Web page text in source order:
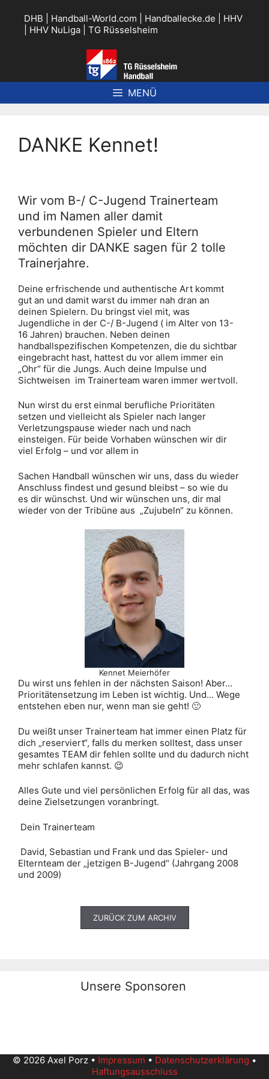
springen
DHB Handball-World.com Handballecke.de
HHV
HHV NuLiga TG Rüsselsheim
MENÜ
DANKE Kennet!
Wir vom B-/ C-Jugend Trainerteam
und im Namen aller damit
verbundenen Spieler und Eltern
möchten dir DANKE sagen für 2 tolle
Trainerjahre.
Deine erfrischende und authentische Art kommt
gut an und damit warst du immer nah dran an
deinen Spielern. Du bringst viel mit, was
Jugendliche in der C-/ B-Jugend ( im Alter von 13-
16 Jahren) brauchen. Neben deinen
handballspezifischen Kompetenzen, die du sichtbar
eingebracht hast, hattest du vor allem immer ein
„Ohr“ für die Jungs. Auch deine Impulse und
Sichtweisen im Trainerteam waren immer wertvoll.
Nun wirst du erst einmal berufliche Prioritäten
setzen und vielleicht als Spieler nach langer
Verletzungspause wieder nach und nach
einsteigen. Für beide Vorhaben wünschen wir dir
viel Erfolg – und vor allem in
Sachen Handball wünschen wir uns, dass du wieder
Anschluss findest und gesund bleibst – so wie du
es dir wünschst. Und wir wünschen uns, dir mal
wieder von der Tribüne aus „Zujubeln“ zu können.
Kennet Meierhöfer
Du wirst uns fehlen in der nächsten Saison! Aber…
Prioritätensetzung im Leben ist wichtig. Und… Wege
entstehen eben nur, wenn man sie geht! 🙂
Du weißt unser Trainerteam hat immer einen Platz für
dich „reserviert“, falls du merken solltest, dass unser
gesamtes TEAM dir fehlen sollte und du dadurch nicht
mehr schlafen kannst. 😉
Alles Gute und viel persönlichen Erfolg für all das, was
deine Zielsetzungen voranbringt.
Dein Trainerteam
David, Sebastian und Frank und das Spieler- und
Elternteam der „jetzigen B-Jugend“ (Jahrgang 2008
und 2009)
ZURÜCK ZUM ARCHIV
Unsere Sponsoren
© 2026 Axel Porz • Impressum • Datenschutzerklärung •
Haftungsausschluss